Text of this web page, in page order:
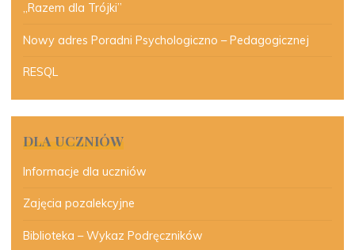
„Razem dla Trójki”
Nowy adres Poradni Psychologiczno – Pedagogicznej
RESQL
DLA UCZNIÓW
Informacje dla uczniów
Zajęcia pozalekcyjne
Biblioteka – Wykaz Podręczników